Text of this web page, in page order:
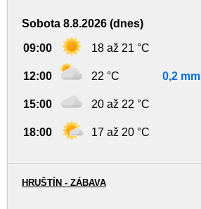
Sobota 8.8.2026 (dnes)
09:00 18 až 21 °C
12:00 22 °C 0,2 mm
15:00 20 až 22 °C
18:00 17 až 20 °C
HRUŠTÍN - ZÁBAVA